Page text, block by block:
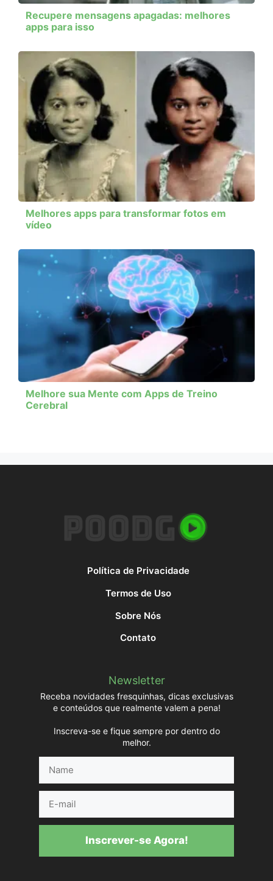
Recupere mensagens apagadas: melhores
apps para isso
Melhores apps para transformar fotos em
vídeo
Melhore sua Mente com Apps de Treino
Cerebral
Política de Privacidade
Termos de Uso
Sobre Nós
Contato
Newsletter
Receba novidades fresquinhas, dicas exclusivas
e conteúdos que realmente valem a pena!
Inscreva-se e fique sempre por dentro do
melhor.
mail
Inscrever-se Agora!